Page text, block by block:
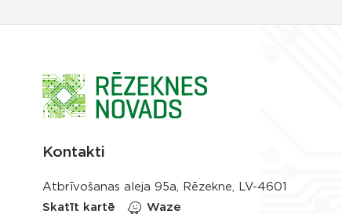
Kontakti
Atbrīvošanas aleja 95a, Rēzekne, LV-4601
Skatīt kartē
Waze